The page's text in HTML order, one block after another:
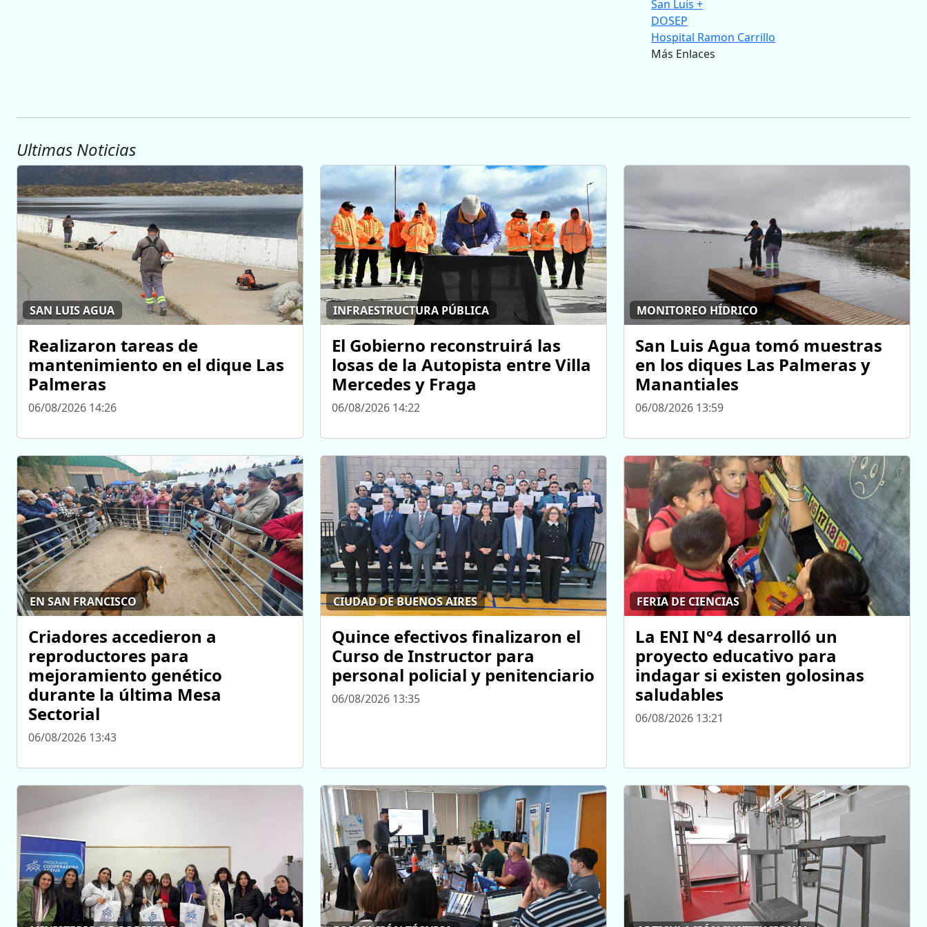
San Luis +
DOSEP
Hospital Ramon Carrillo
Más Enlaces
Ultimas Noticias
SAN LUIS AGUA
Realizaron tareas de
mantenimiento en el dique Las
Palmeras
06/08/2026 14:26
INFRAESTRUCTURA PÚBLICA
El Gobierno reconstruirá las
losas de la Autopista entre Villa
Mercedes y Fraga
06/08/2026 14:22
MONITOREO HÍDRICO
San Luis Agua tomó muestras
en los diques Las Palmeras y
Manantiales
06/08/2026 13:59
EN SAN FRANCISCO
Criadores accedieron a
reproductores para
mejoramiento genético
durante la última Mesa
Sectorial
06/08/2026 13:43
CIUDAD DE BUENOS AIRES
Quince efectivos finalizaron el
Curso de Instructor para
personal policial y penitenciario
06/08/2026 13:35
FERIA DE CIENCIAS
La ENI N°4 desarrolló un
proyecto educativo para
indagar si existen golosinas
saludables
06/08/2026 13:21